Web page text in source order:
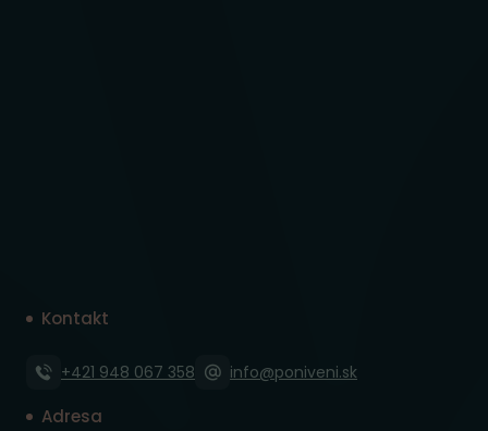
Kontakt
+421 948 067 358 info@poniveni.sk
Adresa